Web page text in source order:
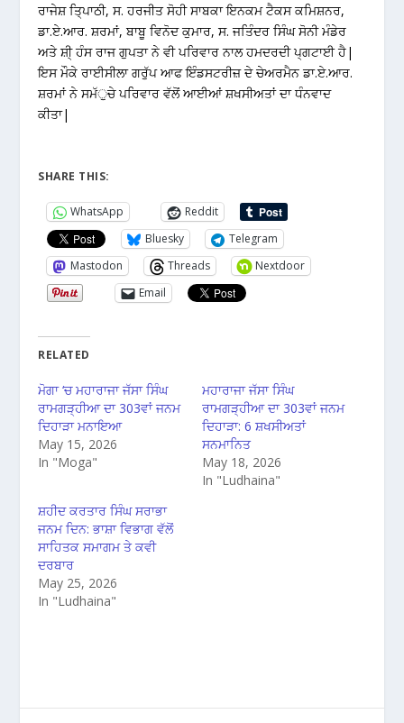
ਰਾਜੇਸ਼ ਤਿ੍ਪਾਠੀ, ਸ. ਹਰਜੀਤ ਸੋਹੀ ਸਾਬਕਾ ਇਨਕਮ ਟੈਕਸ ਕਮਿਸ਼ਨਰ,
ਡਾ.ਏ.ਆਰ. ਸ਼ਰਮਾਂ, ਬਾਬੂ ਵਿਨੋਦ ਕੁਮਾਰ, ਸ. ਜਤਿੰਦਰ ਸਿੰਘ ਸੋਨੀ ਮੰਡੇਰ
ਅਤੇ ਸ਼ੀ੍ ਹੰਸ ਰਾਜ ਗੁਪਤਾ ਨੇ ਵੀ ਪਰਿਵਾਰ ਨਾਲ ਹਮਦਰਦੀ ਪ੍ਗਟਾਈ ਹੈ|
ਇਸ ਮੌਕੇ ਰਾਈਸੀਲਾ ਗਰੁੱਪ ਆਫ ਇੰਡਸਟਰੀਜ਼ ਦੇ ਚੇਅਰਮੈਨ ਡਾ.ਏ.ਆਰ.
ਸ਼ਰਮਾਂ ਨੇ ਸਮੱੁਚੇ ਪਰਿਵਾਰ ਵੱਲੋਂ ਆਈਆਂ ਸ਼ਖਸੀਅਤਾਂ ਦਾ ਧੰਨਵਾਦ
ਕੀਤਾ|
SHARE THIS:
WhatsApp
Reddit
Bluesky
Telegram
Mastodon
Threads
Nextdoor
Email
RELATED
ਮੋਗਾ ‘ਚ ਮਹਾਰਾਜਾ ਜੱਸਾ ਸਿੰਘ
ਰਾਮਗੜ੍ਹੀਆ ਦਾ 303ਵਾਂ ਜਨਮ
ਦਿਹਾੜਾ ਮਨਾਇਆ
May 15, 2026
In "Moga"
ਮਹਾਰਾਜਾ ਜੱਸਾ ਸਿੰਘ
ਰਾਮਗੜ੍ਹੀਆ ਦਾ 303ਵਾਂ ਜਨਮ
ਦਿਹਾੜਾ: 6 ਸ਼ਖਸੀਅਤਾਂ
ਸਨਮਾਨਿਤ
May 18, 2026
In "Ludhaina"
ਸ਼ਹੀਦ ਕਰਤਾਰ ਸਿੰਘ ਸਰਾਭਾ
ਜਨਮ ਦਿਨ: ਭਾਸ਼ਾ ਵਿਭਾਗ ਵੱਲੋਂ
ਸਾਹਿਤਕ ਸਮਾਗਮ ਤੇ ਕਵੀ
ਦਰਬਾਰ
May 25, 2026
In "Ludhaina"